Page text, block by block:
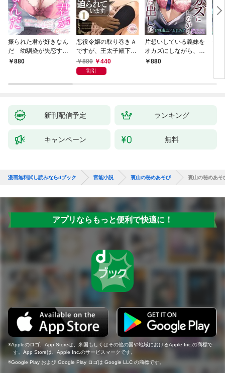
振られた君が好きなん
だ 幼馴染が失恋する
たびに慰めエッチを求
880
悪役令嬢の取り巻きＡ
ですが、王太子殿下に
迫られています。①
880 440
割引
片想いしている義妹を
オカズにしながら、幼
馴染の中に出した
880
新刊配信予定 ランキング
キャンペーン 無料
漫画無料試し読みならdブック 官能小説 裏山の秘めあそび 裏山の秘めあそ
アプリならもっと便利で快適に！
Appleのロゴ、App Storeは、米国もしくはその他の国や地域におけるApple Inc.の商標で
す。App Storeは、Apple Inc.のサービスマークです。
Google Play および Google Play ロゴは Google LLC の商標です。